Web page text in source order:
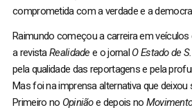
comprometida com a verdade e a
Raimundo começou a carreira em
a revistaRealidadee o jornal O Estado de
pela qualidade das reportagens e pela
Mas foi na imprensa alternativa que deixou
Primeiro no Opiniãoe depois no